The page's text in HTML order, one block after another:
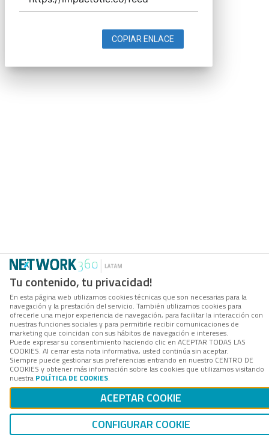
Tu contenido, tu privacidad!
En esta página web utilizamos cookies técnicas que son necesarias para la
navegación y la prestación del servicio. También utilizamos cookies para
ofrecerle una mejor experiencia de navegación, para facilitar la interacción con
nuestras funciones sociales y para permitirle recibir comunicaciones de
marketing que coincidan con sus hábitos de navegación e intereses.
Puede expresar su consentimiento haciendo clic en ACEPTAR TODAS LAS
COOKIES. Al cerrar esta nota informativa, usted continúa sin aceptar.
Siempre puede gestionar sus preferencias entrando en nuestro CENTRO DE
COOKIES y obtener más información sobre las cookies que utilizamos visitando
nuestra POLÍTICA DE COOKIES.
ACEPTAR COOKIE
CONFIGURAR COOKIE
COPIAR ENLACE